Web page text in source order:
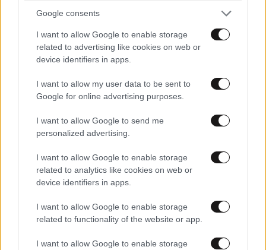
Google consents
I want to allow Google to enable storage
related to advertising like cookies on web or
device identifiers in apps.
I want to allow my user data to be sent to
Google for online advertising purposes.
I want to allow Google to send me
personalized advertising.
I want to allow Google to enable storage
related to analytics like cookies on web or
device identifiers in apps.
I want to allow Google to enable storage
related to functionality of the website or app.
I want to allow Google to enable storage
έξοδος με τη σύζυγό του Μαρέβα
Μενδώνη: Αυτοψία στα εργοτάξια πολιτισμού